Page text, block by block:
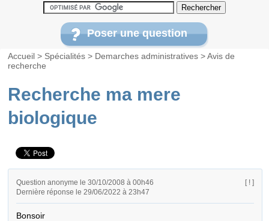
Poser une question
Accueil > Spécialités > Demarches administratives >Avis de
recherche
Recherche ma mere
biologique
Question anonyme le 30/10/2008 à 00h46
Dernière réponse le 29/06/2022 à 23h47
[ ! ]
Bonsoir